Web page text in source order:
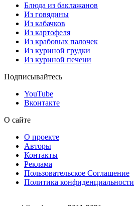
Блюда из баклажанов
Из говядины
Из кабачков
Из картофеля
Из крабовых палочек
Из куриной грудки
Из куриной печени
Подписывайтесь
YouTube
Вконтакте
О сайте
О проекте
Авторы
Контакты
Реклама
Пользовательское Соглашение
Политика конфиденциальности